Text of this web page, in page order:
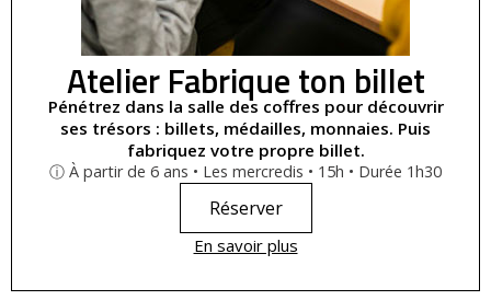
Atelier Fabrique ton billet
Pénétrez dans la salle des coffres pour découvrir
ses trésors : billets, médailles, monnaies. Puis
fabriquez votre propre billet.
ⓘ À partir de 6 ans • Les mercredis • 15h • Durée 1h30
En savoir plus
Réserver